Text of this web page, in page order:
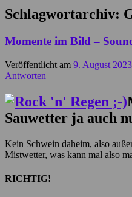
Schlagwortarchiv:
Momente im Bild –
Veröffentlicht am 9. August 2023
Antworten
Sauwetter ja auch
Kein Schwein daheim, also
Mistwetter, was kann mal also
RICHTIG!